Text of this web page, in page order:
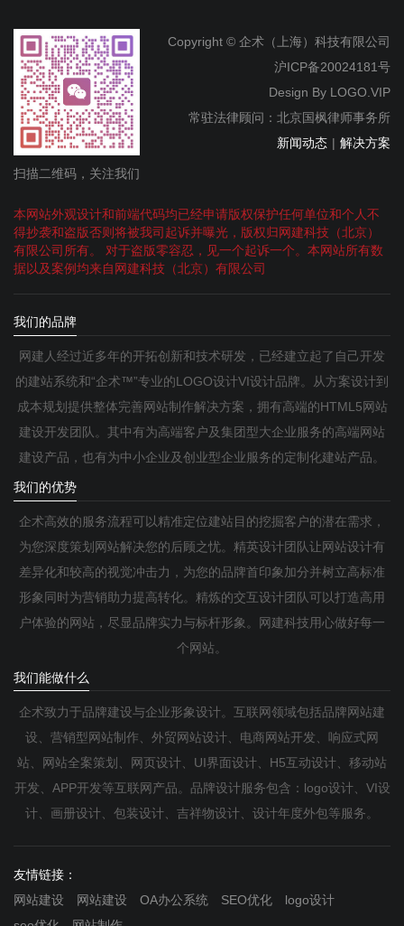
扫描二维码，关注我们
Copyright © 企术（上海）科技有限公司
沪ICP备20024181号
Design By LOGO.VIP
常驻法律顾问：北京国枫律师事务所
新闻动态 | 解决方案
本网站外观设计和前端代码均已经申请版权保护任何单位和个人不
得抄袭和盗版否则将被我司起诉并曝光，版权归网建科技（北京）
有限公司所有。 对于盗版零容忍，见一个起诉一个。本网站所有数
据以及案例均来自网建科技（北京）有限公司
我们的品牌
网建人经过近多年的开拓创新和技术研发，已经建立起了自己开发
的建站系统和“企术™”专业的LOGO设计VI设计品牌。从方案设计到
成本规划提供整体完善网站制作解决方案，拥有高端的HTML5网站
建设开发团队。其中有为高端客户及集团型大企业服务的高端网站
建设产品，也有为中小企业及创业型企业服务的定制化建站产品。
我们的优势
企术高效的服务流程可以精准定位建站目的挖掘客户的潜在需求，
为您深度策划网站解决您的后顾之忧。精英设计团队让网站设计有
差异化和较高的视觉冲击力，为您的品牌首印象加分并树立高标准
形象同时为营销助力提高转化。精炼的交互设计团队可以打造高用
户体验的网站，尽显品牌实力与标杆形象。网建科技用心做好每一
个网站。
我们能做什么
企术致力于品牌建设与企业形象设计。互联网领域包括品牌网站建
设、营销型网站制作、外贸网站设计、电商网站开发、响应式网
站、网站全案策划、网页设计、UI界面设计、H5互动设计、移动站
开发、APP开发等互联网产品。品牌设计服务包含：logo设计、VI设
计、画册设计、包装设计、吉祥物设计、设计年度外包等服务。
友情链接：
网站建设
网站建设 OA办公系统 SEO优化
logo设计